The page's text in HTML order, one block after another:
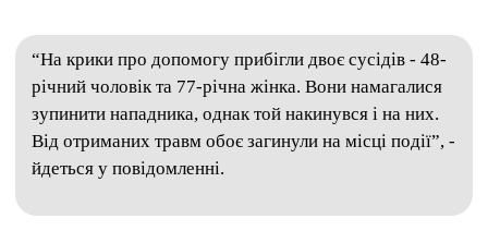
“На крики про допомогу прибігли двоє сусідів - 48-
річний чоловік та 77-річна жінка. Вони намагалися
зупинити нападника, однак той накинувся і на них.
Від отриманих травм обоє загинули на місці події”, -
йдеться у повідомленні.